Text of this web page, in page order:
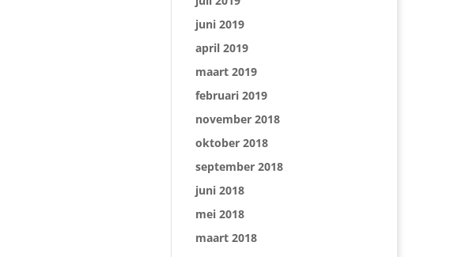
juni 2019
april 2019
maart 2019
februari 2019
november 2018
oktober 2018
september 2018
juni 2018
mei 2018
maart 2018